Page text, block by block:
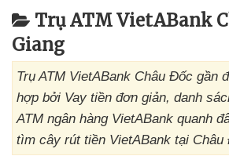
Trụ ATM VietABank
Giang
Trụ ATM VietABank Châu Đốc gần
hợp bởi Vay tiền đơn giản, danh
ATM ngân hàng VietABank quanh
tìm cây rút tiền VietABank tại Châu